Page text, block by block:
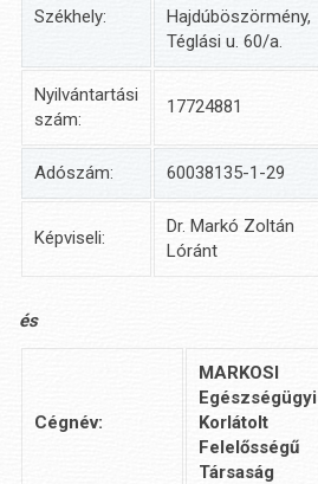
Székhely:
Hajdúböszörmény,
Téglási u. 60/a.
Nyilvántartási
szám:
17724881
Adószám: 60038135-1-29
Képviseli:
Dr. Markó Zoltán
Lóránt
és
Cégnév:
MARKOSI
Egészségügyi
Korlátolt
Felelősségű
Társaság